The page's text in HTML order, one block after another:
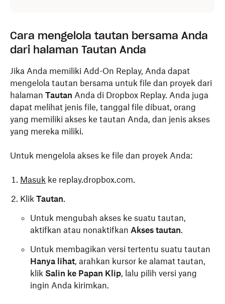
Cara mengelola tautan bersama Anda
dari halaman Tautan Anda
Jika Anda memiliki Add-On Replay, Anda dapat
mengelola tautan bersama untuk file dan proyek dari
halaman Tautan Anda di Dropbox Replay. Anda juga
dapat melihat jenis file, tanggal file dibuat, orang
yang memiliki akses ke tautan Anda, dan jenis akses
yang mereka miliki.
Untuk mengelola akses ke file dan proyek Anda:
Masuk ke replay.dropbox.com.
Klik Tautan.
Untuk mengubah akses ke suatu tautan,
aktifkan atau nonaktifkan Akses tautan.
Untuk membagikan versi tertentu suatu tautan
Hanya lihat, arahkan kursor ke alamat tautan,
klik Salin ke Papan Klip, lalu pilih versi yang
ingin Anda kirimkan.